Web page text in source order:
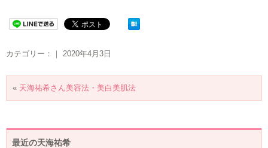
カテゴリー：｜ 2020年4月3日
« 天海祐希さん美容法・美白美肌法
最近の天海祐希